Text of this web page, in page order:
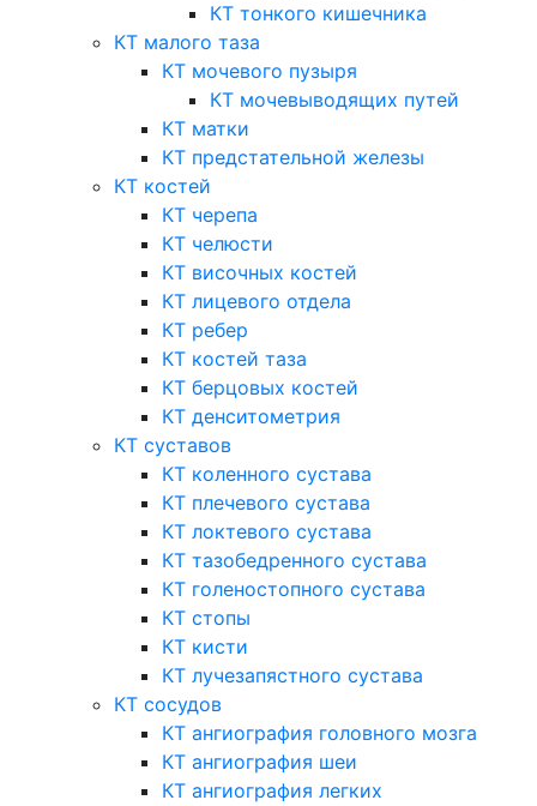
КТ тонкого кишечника
КТ малого таза
КТ мочевого пузыря
КТ мочевыводящих путей
КТ матки
КТ предстательной железы
КТ костей
КТ черепа
КТ челюсти
КТ височных костей
КТ лицевого отдела
КТ ребер
КТ костей таза
КТ берцовых костей
КТ денситометрия
КТ суставов
КТ коленного сустава
КТ плечевого сустава
КТ локтевого сустава
КТ тазобедренного сустава
КТ голеностопного сустава
КТ стопы
КТ кисти
КТ лучезапястного сустава
КТ сосудов
КТ ангиография головного мозга
КТ ангиография шеи
КТ ангиография легких